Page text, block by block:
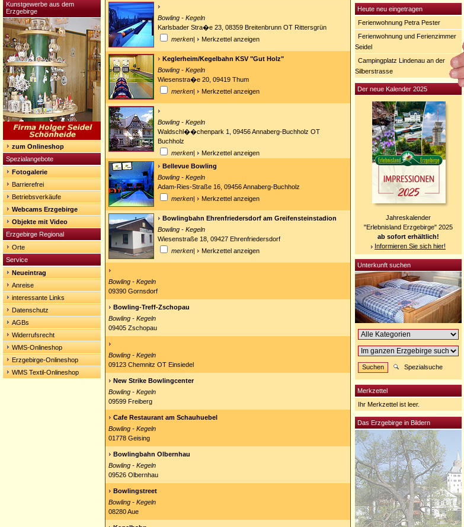
Kunstgewerbe aus dem
Erzgebirge
zum Onlineshop
Spezialangebote
Fotogalerie
Barrierefrei
Betriebsverkäufe
Webcams Erzgebirge
Objekte mit Video
Erzgebirge Regional
Orte
Service
Neueintrag
Anreise
interessante Links
Datenschutz
AGBs
Widerrufsrecht
WMS-Onlineshop
Erzgebirge-Onlineshop
WMS Textil-Onlineshop
Bowling - Kegeln
Karlsbader Stra�e 23, 08359 Breitenbrunn OT Rittersgrün
merken| Merkzettel anzeigen
Keglerheim/Kegelbahn KSV "Gut Holz"
Bowling - Kegeln
Wiesenstra�e 20, 09419 Thum
merken| Merkzettel anzeigen
Bowling - Kegeln
Waldschl��chenpark 1, 09456 Annaberg-Buchholz OT
Buchholz
merken|
Merkzettel anzeigen
Bellevue Bowling
Bowling - Kegeln
Adam-Ries-Straße 16, 09456 Annaberg-Buchholz
merken| Merkzettel anzeigen
Bowlingbahn Ehrenfriedersdorf am Greifensteinstadion
Bowling - Kegeln
Wiesenstraße 18, 09427 Ehrenfriedersdorf
merken| Merkzettel anzeigen
Bowling - Kegeln
09390 Gornsdorf
Bowling-Treff-Zschopau
Bowling - Kegeln
09405 Zschopau
Bowling - Kegeln
09123 Chemnitz OT Einsiedel
New Strike Bowlingcenter
Bowling - Kegeln
09599 Freiberg
Cafe Restaurant am Schauhuebel
Bowling - Kegeln
01778 Geising
Bowlingbahn Olbernhau
Bowling - Kegeln
09526 Olbernhau
Bowlingstreet
Bowling - Kegeln
08280 Aue
Heute neu eingetragen
Ferienwohnung Petra Pester
Ferienwohnung und Ferienzimmer
Seidel
Campingplatz Lindenau an der
Silberstrasse
Der neue Kalender 2025
Jahreskalender
"Erlebnisland Erzgebirge" 2025
ab sofort erhältlich!
Informieren Sie sich hier!
Unterkunft suchen
Spezialsuche
Merkzettel
Ihr Merkzettel ist leer.
Das Erzgebirge in Bildern